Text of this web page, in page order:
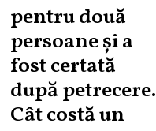
pentru două
persoane și a
fost certată
după petrecere.
Cât costă un